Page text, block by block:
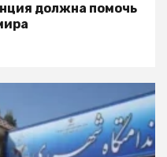
должна помочь